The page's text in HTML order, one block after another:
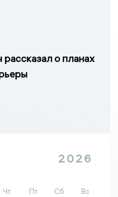
о планах
2026
Чт Пт Сб
Вс